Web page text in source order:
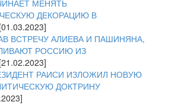
МЕНЯТЬ
ДЕКОРАЦИЮ В
[01.03.2023]
ВСТРЕЧУ АЛИЕВА И ПАШИНЯНА,
РОССИЮ ИЗ
[21.02.2023]
РАИСИ ИЗЛОЖИЛ НОВУЮ
ДОКТРИНУ